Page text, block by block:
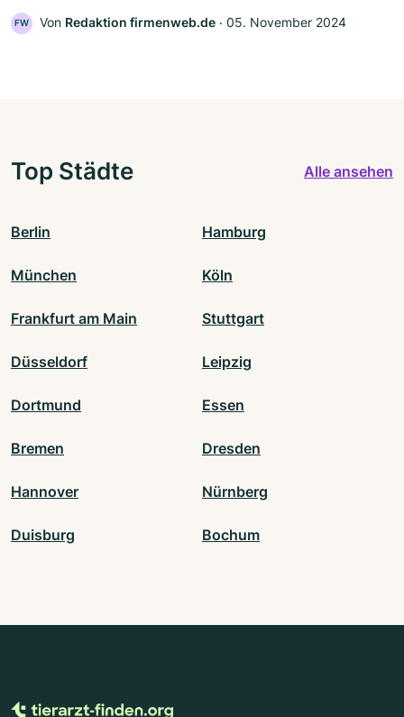
FW Von Redaktion firmenweb.de ‧ 05. November 2024
Top Städte Alle ansehen
Berlin Hamburg
München Köln
Frankfurt am Main Stuttgart
Düsseldorf Leipzig
Dortmund Essen
Bremen Dresden
Hannover Nürnberg
Duisburg Bochum